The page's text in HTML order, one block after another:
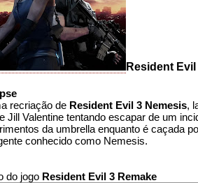
Resident
recriação de Resident Evil 3 Nemesis,
Jill Valentine tentando escapar de um
da umbrella enquanto é caçada
conhecido como Nemesis.
do jogo Resident Evil 3 Remake